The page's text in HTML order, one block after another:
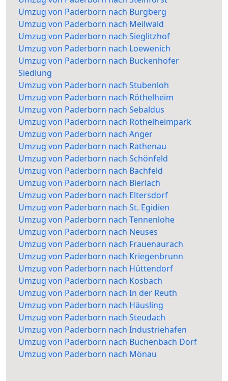
Umzug von Paderborn nach Burgberg
Umzug von Paderborn nach Meilwald
Umzug von Paderborn nach Sieglitzhof
Umzug von Paderborn nach Loewenich
Umzug von Paderborn nach Buckenhofer
Siedlung
Umzug von Paderborn nach Stubenloh
Umzug von Paderborn nach Röthelheim
Umzug von Paderborn nach Sebaldus
Umzug von Paderborn nach Röthelheimpark
Umzug von Paderborn nach Anger
Umzug von Paderborn nach Rathenau
Umzug von Paderborn nach Schönfeld
Umzug von Paderborn nach Bachfeld
Umzug von Paderborn nach Bierlach
Umzug von Paderborn nach Eltersdorf
Umzug von Paderborn nach St. Egidien
Umzug von Paderborn nach Tennenlohe
Umzug von Paderborn nach Neuses
Umzug von Paderborn nach Frauenaurach
Umzug von Paderborn nach Kriegenbrunn
Umzug von Paderborn nach Hüttendorf
Umzug von Paderborn nach Kosbach
Umzug von Paderborn nach In der Reuth
Umzug von Paderborn nach Häusling
Umzug von Paderborn nach Steudach
Umzug von Paderborn nach Industriehafen
Umzug von Paderborn nach Büchenbach Dorf
Umzug von Paderborn nach Mönau